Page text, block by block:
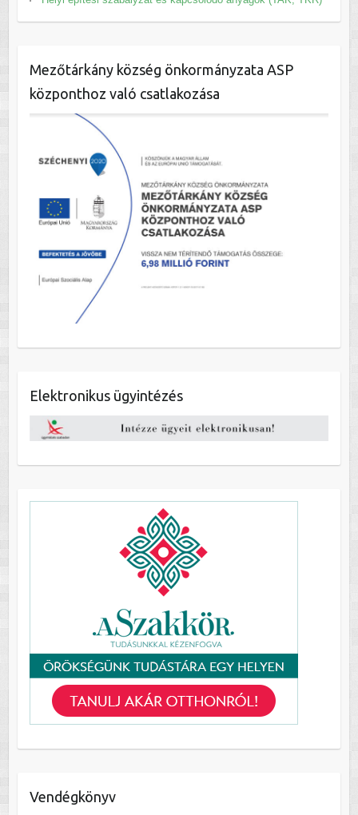
Mezőtárkány község önkormányzata ASP
központhoz való csatlakozása
Elektronikus ügyintézés
Vendégkönyv